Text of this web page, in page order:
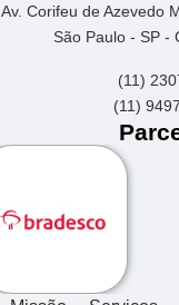
Av. Corifeu de Azevedo
São Paulo - SP -
(11)
(11)